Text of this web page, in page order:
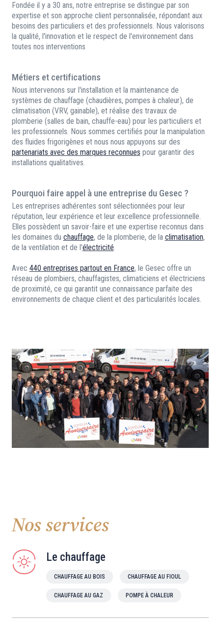
Fondée il y a 30 ans, notre entreprise se distingue par son
expertise et son approche client personnalisée, répondant aux
besoins des particuliers et des professionnels. Nous valorisons
la qualité, l'innovation et le respect de l'environnement dans
toutes nos interventions
Métiers et certifications
Nous intervenons sur l'installation et la maintenance de
systèmes de chauffage (chaudières, pompes à chaleur), de
climatisation (VRV, gainable), et réalise des travaux de
plomberie (salles de bain, chauffe-eau) pour les particuliers et
les professionnels. Nous sommes certifiés pour la manipulation
des fluides frigorigènes et nous nous appuyons sur des
partenariats avec des marques reconnues pour garantir des
installations qualitatives.
Pourquoi faire appel à une entreprise du Gesec ?
Les entreprises adhérentes sont sélectionnées pour leur
réputation, leur expérience et leur excellence professionnelle.
Elles possèdent un savoir-faire et une expertise reconnus dans
les domaines du chauffage, de la plomberie, de la climatisation,
de la ventilation et de l'électricité.
Avec 440 entreprises partout en France, le Gesec offre un
réseau de plombiers, chauffagistes, climaticiens et électriciens
de proximité, ce qui garantit une connaissance parfaite des
environnements de chaque client et des particularités locales.
Nos services
Le chauffage
CHAUFFAGE AU BOIS CHAUFFAGE AU FIOUL
CHAUFFAGE AU GAZ POMPE À CHALEUR